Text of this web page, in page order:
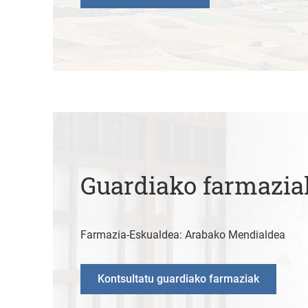
Guardiako
Farmazia-Eskualdea: Arabako Mendialdea
Kontsultatu guardiako farmaziak